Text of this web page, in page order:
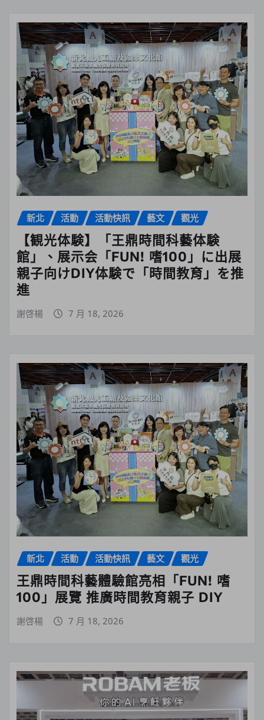
新北 活動 活動快訊 藝文 觀光
【観光体験】「王鼎時間科藝体験
館」、展示会「FUN! 嗜100」に出展
親子向けDIY体験で「時間教育」を推
進
謝啓楊 7 月 18, 2026
新北 活動 活動快訊 藝文 觀光
王鼎時間科藝體驗館亮相「FUN! 嗜
100」展覽 推廣時間教育親子 DIY
謝啓楊 7 月 18, 2026